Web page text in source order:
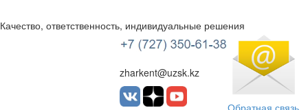
УЗСК Казахстан
Качество, ответственность, индивидуальные решения
zharkent@uzsk.kz